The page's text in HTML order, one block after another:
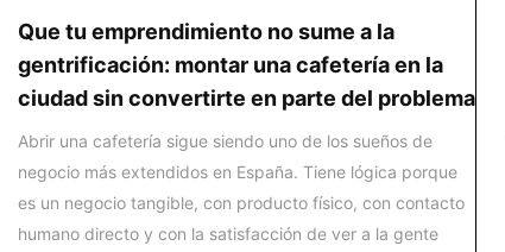
Que tu emprendimiento no sume a la
gentrificación: montar una cafetería en la
ciudad sin convertirte en parte del problema
Abrir una cafetería sigue siendo uno de los sueños de
negocio más extendidos en España. Tiene lógica porque
es un negocio tangible, con producto físico, con contacto
humano directo y con la satisfacción de ver a la gente